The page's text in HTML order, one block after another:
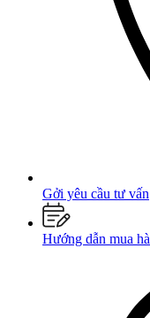
Gởi yêu cầu tư vấn
Hướng dẫn mua